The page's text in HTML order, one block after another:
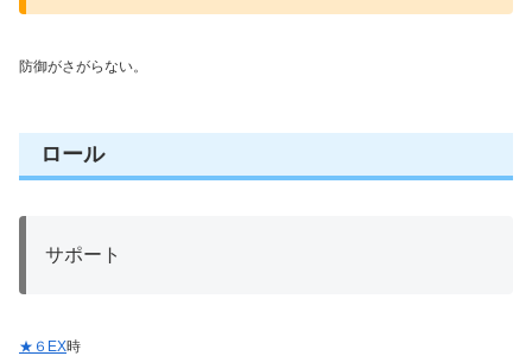
防御がさがらない。
ロール
サポート
★６EX時